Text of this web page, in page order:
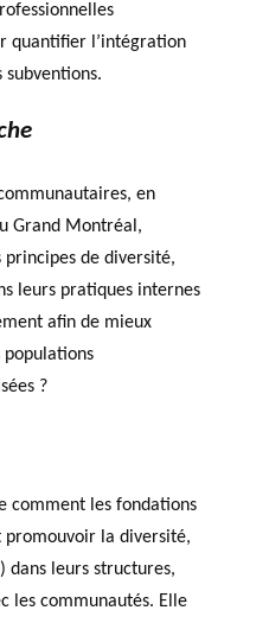
quantifier l’intégration
subventions.
en
Grand Montréal,
de diversité,
leurs pratiques internes
afin de mieux
populations
?
comment les fondations
promouvoir la diversité,
dans leurs structures,
les communautés. Elle